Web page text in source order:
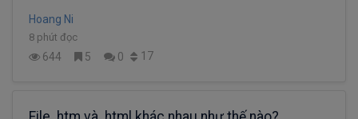
Hoang Ni
8 phút đọc
644 5 0 17